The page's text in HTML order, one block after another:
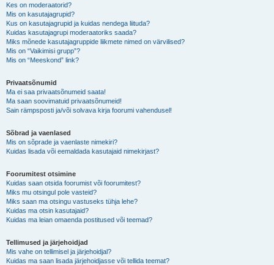
Kes on moderaatorid?
Mis on kasutajagrupid?
Kus on kasutajagrupid ja kuidas nendega liituda?
Kuidas kasutajagrupi moderaatoriks saada?
Miks mõnede kasutajagruppide liikmete nimed on värvilised?
Mis on “Vaikimisi grupp”?
Mis on “Meeskond” link?
Privaatsõnumid
Ma ei saa privaatsõnumeid saata!
Ma saan soovimatuid privaatsõnumeid!
Sain rämpsposti ja/või solvava kirja foorumi vahendusel!
Sõbrad ja vaenlased
Mis on sõprade ja vaenlaste nimekiri?
Kuidas lisada või eemaldada kasutajaid nimekirjast?
Foorumitest otsimine
Kuidas saan otsida foorumist või foorumitest?
Miks mu otsingul pole vasteid?
Miks saan ma otsingu vastuseks tühja lehe?
Kuidas ma otsin kasutajaid?
Kuidas ma leian omaenda postitused või teemad?
Tellimused ja järjehoidjad
Mis vahe on tellimisel ja järjehoidjal?
Kuidas ma saan lisada järjehoidjasse või tellida teemat?